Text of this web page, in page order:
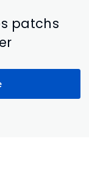
patchs